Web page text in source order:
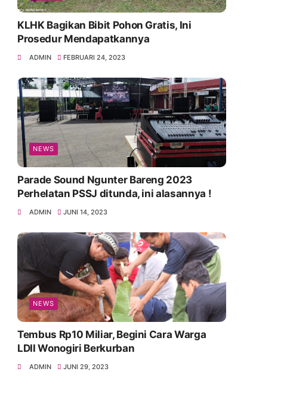
KLHK Bagikan Bibit Pohon Gratis, Ini
Prosedur Mendapatkannya
ADMIN FEBRUARI 24, 2023
NEWS
Parade Sound Ngunter Bareng 2023
Perhelatan PSSJ ditunda, ini alasannya !
ADMIN JUNI 14, 2023
NEWS
Tembus Rp10 Miliar, Begini Cara Warga
LDII Wonogiri Berkurban
ADMIN JUNI 29, 2023